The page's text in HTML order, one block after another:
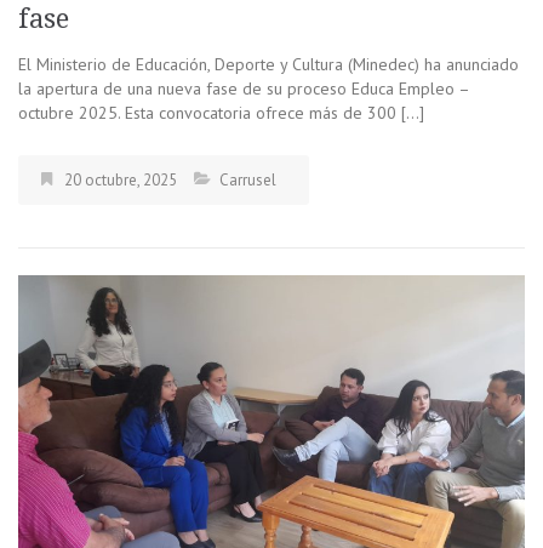
fase
El Ministerio de Educación, Deporte y Cultura (Minedec) ha anunciado
la apertura de una nueva fase de su proceso Educa Empleo –
octubre 2025. Esta convocatoria ofrece más de 300 […]
20 octubre, 2025 Carrusel